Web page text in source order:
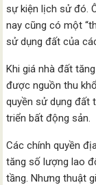
sự kiện lịch sử đó.
nay cũng có một
sử dụng đất của
Khi giá nhà đất
được nguồn thu
quyền sử dụng đất
triển bất động sản.
Các chính quyền
tăng số lượng lao
tầng. Nhưng thuật